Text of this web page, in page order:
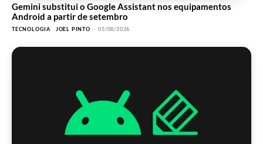
Gemini substitui o Google Assistant nos equipamentos
Android a partir de setembro
TECNOLOGIA JOEL PINTO - 05/08/2026